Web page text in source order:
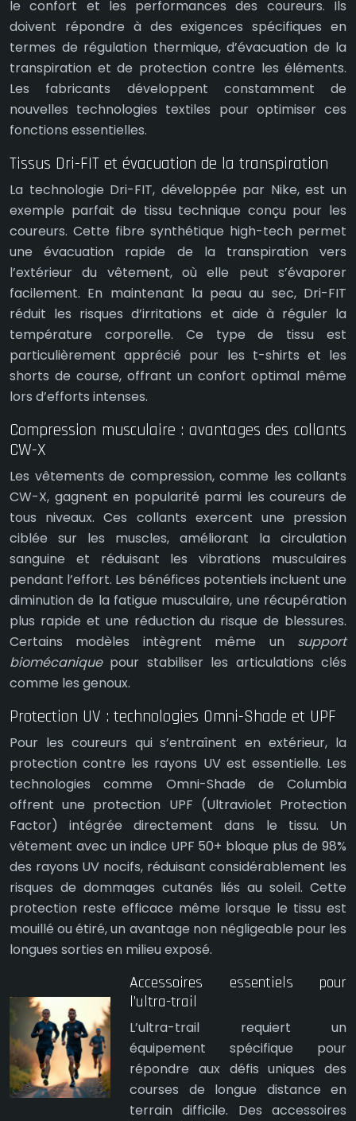
le confort et les performances des coureurs. Ils
doivent répondre à des exigences spécifiques en
termes de régulation thermique, d’évacuation de la
transpiration et de protection contre les éléments.
Les fabricants développent constamment de
nouvelles technologies textiles pour optimiser ces
fonctions essentielles.
Tissus Dri-FIT et évacuation de la transpiration
La technologie Dri-FIT, développée par Nike, est un
exemple parfait de tissu technique conçu pour les
coureurs. Cette fibre synthétique high-tech permet
une évacuation rapide de la transpiration vers
l’extérieur du vêtement, où elle peut s’évaporer
facilement. En maintenant la peau au sec, Dri-FIT
réduit les risques d’irritations et aide à réguler la
température corporelle. Ce type de tissu est
particulièrement apprécié pour les t-shirts et les
shorts de course, offrant un confort optimal même
lors d’efforts intenses.
Compression musculaire : avantages des collants
CW-X
Les vêtements de compression, comme les collants
CW-X, gagnent en popularité parmi les coureurs de
tous niveaux. Ces collants exercent une pression
ciblée sur les muscles, améliorant la circulation
sanguine et réduisant les vibrations musculaires
pendant l’effort. Les bénéfices potentiels incluent une
diminution de la fatigue musculaire, une récupération
plus rapide et une réduction du risque de blessures.
Certains modèles intègrent même un support
biomécanique pour stabiliser les articulations clés
comme les genoux.
Protection UV : technologies Omni-Shade et UPF
Pour les coureurs qui s’entraînent en extérieur, la
protection contre les rayons UV est essentielle. Les
technologies comme Omni-Shade de Columbia
offrent une protection UPF (Ultraviolet Protection
Factor) intégrée directement dans le tissu. Un
vêtement avec un indice UPF 50+ bloque plus de 98%
des rayons UV nocifs, réduisant considérablement les
risques de dommages cutanés liés au soleil. Cette
protection reste efficace même lorsque le tissu est
mouillé ou étiré, un avantage non négligeable pour les
longues sorties en milieu exposé.
Accessoires essentiels pour
l’ultra-trail
L’ultra-trail requiert un
équipement spécifique pour
répondre aux défis uniques des
courses de longue distance en
terrain difficile. Des accessoires